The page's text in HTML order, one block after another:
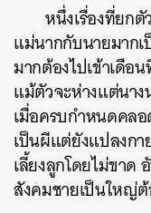
หนึ่งเรื่องที่ยกตั
แม่นากกับนายมาก
มากต้องไปเข้าเดือ
แม้ตัวจะห่างแต่นา
เมื่อครบกำหนดคล
เป็นผีแต่ยังแปลงก
เลี้ยงลูกโดยไม่ขา
สังคมชายเป็นใหญ่ต้